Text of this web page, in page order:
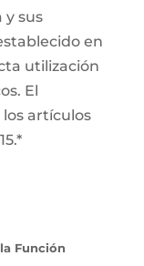
y sus
en
utilización
El
artículos
Función